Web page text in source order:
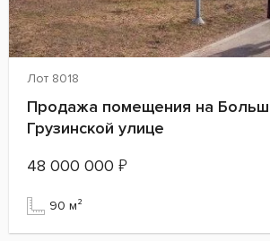
Лот 8018
Продажа помещения на
Грузинской улице
48 000 000 ₽
90 м²